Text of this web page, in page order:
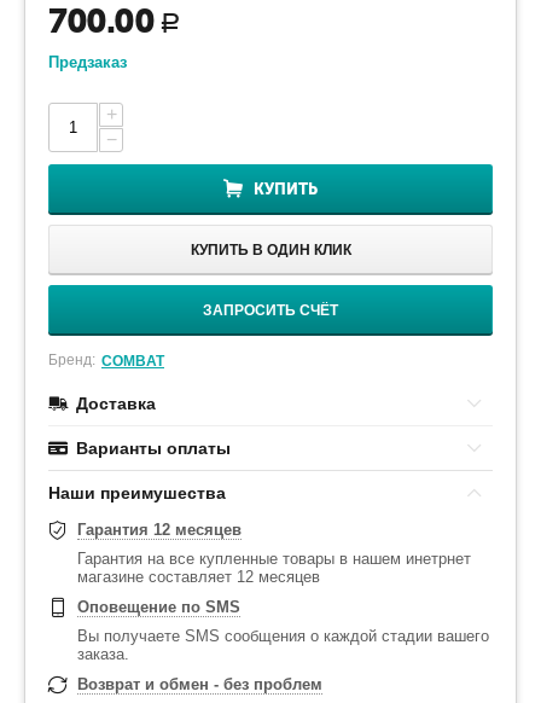
700.00 Р
Предзаказ
+
−
КУПИТЬ
КУПИТЬ В ОДИН КЛИК
ЗАПРОСИТЬ СЧЁТ
Бренд: COMBAT
Доставка
Варианты оплаты
Наши преимушества
Гарантия 12 месяцев
Гарантия на все купленные товары в нашем инетрнет
магазине составляет 12 месяцев
Оповещение по SMS
Вы получаете SMS сообщения о каждой стадии вашего
заказа.
Возврат и обмен - без проблем